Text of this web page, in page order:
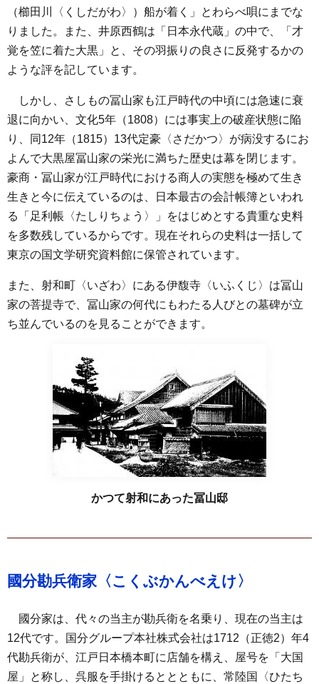
（櫛田川〈くしだがわ〉）船が着く」とわらべ唄にまでな
りました。また、井原西鶴は「日本永代蔵」の中で、「才
覚を笠に着た大黒」と、その羽振りの良さに反発するかの
ような評を記しています。
しかし、さしもの冨山家も江戸時代の中頃には急速に衰
退に向かい、文化5年（1808）には事実上の破産状態に陥
り、同12年（1815）13代定豪〈さだかつ〉が病没するにお
よんで大黒屋冨山家の栄光に満ちた歴史は幕を閉じます。
豪商・冨山家が江戸時代における商人の実態を極めて生き
生きと今に伝えているのは、日本最古の会計帳簿といわれ
る「足利帳〈たしりちょう〉」をはじめとする貴重な史料
を多数残しているからです。現在それらの史料は一括して
東京の国文学研究資料館に保管されています。
また、射和町〈いざわ〉にある伊馥寺〈いふくじ〉は冨山
家の菩提寺で、冨山家の何代にもわたる人びとの墓碑が立
ち並んでいるのを見ることができます。
かつて射和にあった冨山邸
國分勘兵衛家〈こくぶかんべえけ〉
國分家は、代々の当主が勘兵衛を名乗り、現在の当主は
12代です。国分グループ本社株式会社は1712（正徳2）年4
代勘兵衛が、江戸日本橋本町に店舗を構え、屋号を「大国
屋」と称し、呉服を手掛けるととともに、常陸国〈ひたち